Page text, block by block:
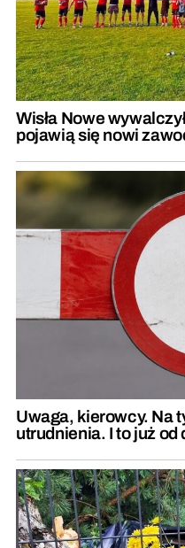
Wisła Nowe
pojawią się nowi
Uwaga, kierowcy. Na
utrudnienia. I to już od